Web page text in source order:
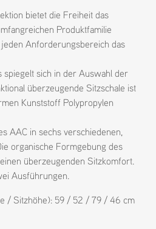
bietet die Freiheit das
Produktfamilie
Anforderungsbereich das
spiegelt sich in der Auswahl der
überzeugende Sitzschale ist
Kunststoff Polypropylen
AAC in sechs verschiedenen,
organische Formgebung des
überzeugenden Sitzkomfort.
Ausführungen.
/ Sitzhöhe): 59 / 52 / 79 / 46 cm